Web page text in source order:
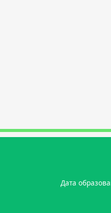
Родился Мутанен Петр
Родился
ДатаРодился
Родился Лосев Валерий